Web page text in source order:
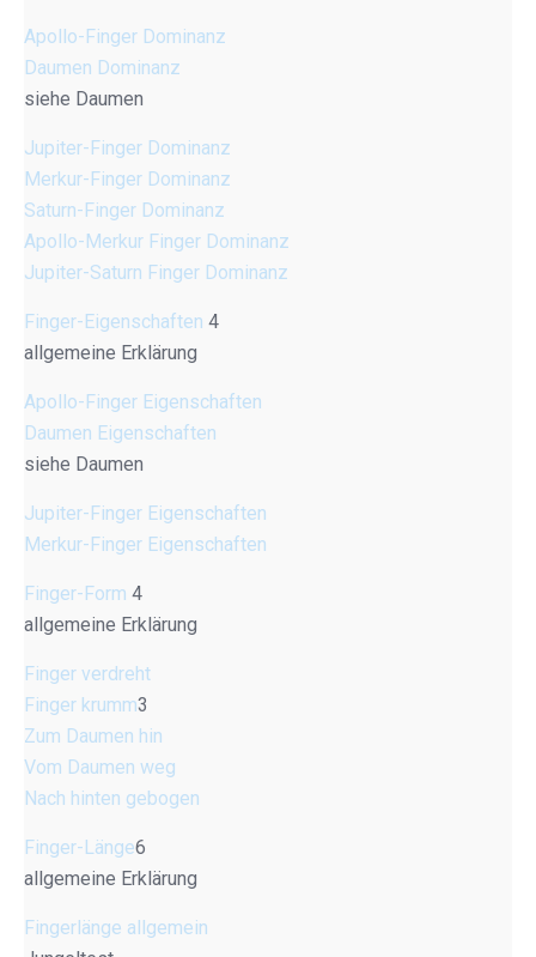
Apollo-Finger Dominanz
Daumen Dominanz
siehe Daumen
Jupiter-Finger Dominanz
Merkur-Finger Dominanz
Saturn-Finger Dominanz
Apollo-Merkur Finger Dominanz
Jupiter-Saturn Finger Dominanz
Finger-Eigenschaften 4
allgemeine Erklärung
Apollo-Finger Eigenschaften
Daumen Eigenschaften
siehe Daumen
Jupiter-Finger Eigenschaften
Merkur-Finger Eigenschaften
Finger-Form 4
allgemeine Erklärung
Finger verdreht
Finger krumm3
Zum Daumen hin
Vom Daumen weg
Nach hinten gebogen
Finger-Länge6
allgemeine Erklärung
Fingerlänge allgemein